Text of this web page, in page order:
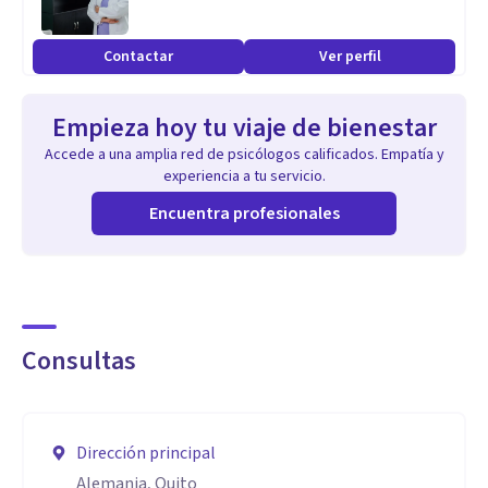
Contactar Ver perfil
Empieza hoy tu viaje de bienestar
Accede a una amplia red de psicólogos calificados. Empatía y
experiencia a tu servicio.
Encuentra profesionales
Consultas
Dirección principal